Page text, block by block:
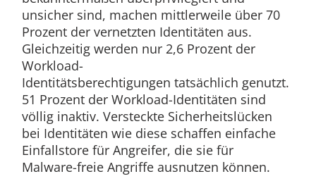
unsicher sind, machen mittlerweile über 70
Prozent der vernetzten Identitäten aus.
Gleichzeitig werden nur 2,6 Prozent der
Workload-
Identitätsberechtigungen tatsächlich genutzt.
51 Prozent der Workload-Identitäten sind
völlig inaktiv. Versteckte Sicherheitslücken
bei Identitäten wie diese schaffen einfache
Einfallstore für Angreifer, die sie für
Malware-freie Angriffe ausnutzen können.